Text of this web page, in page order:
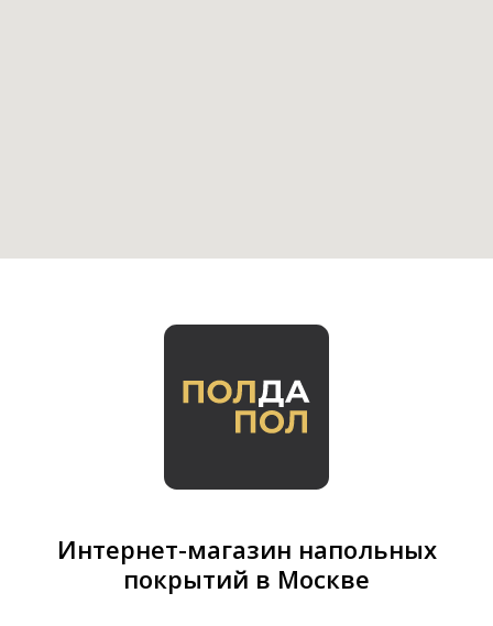
Интернет-магазин напольных
покрытий в Москве